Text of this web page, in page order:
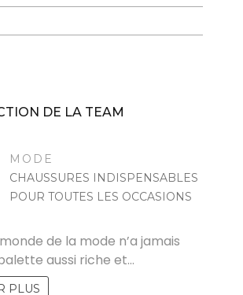
DE LA TEAM
MODE
CHAUSSURES INDISPENSABLES
POUR TOUTES LES OCCASIONS
de la mode n’a jamais
aussi riche et…
PLUS